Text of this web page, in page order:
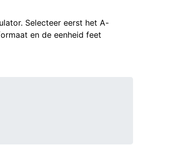
Selecteer eerst het A-
en de eenheid feet